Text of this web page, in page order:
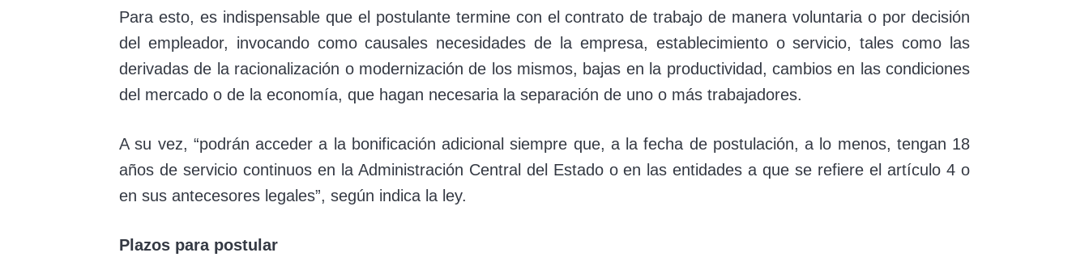
Para esto, es indispensable que el postulante termine con el contrato de trabajo de manera voluntaria o por decisión
del empleador, invocando como causales necesidades de la empresa, establecimiento o servicio, tales como las
derivadas de la racionalización o modernización de los mismos, bajas en la productividad, cambios en las condiciones
del mercado o de la economía, que hagan necesaria la separación de uno o más trabajadores.
A su vez, “podrán acceder a la bonificación adicional siempre que, a la fecha de postulación, a lo menos, tengan 18
años de servicio continuos en la Administración Central del Estado o en las entidades a que se refiere el artículo 4 o
en sus antecesores legales”, según indica la ley.
Plazos para postular